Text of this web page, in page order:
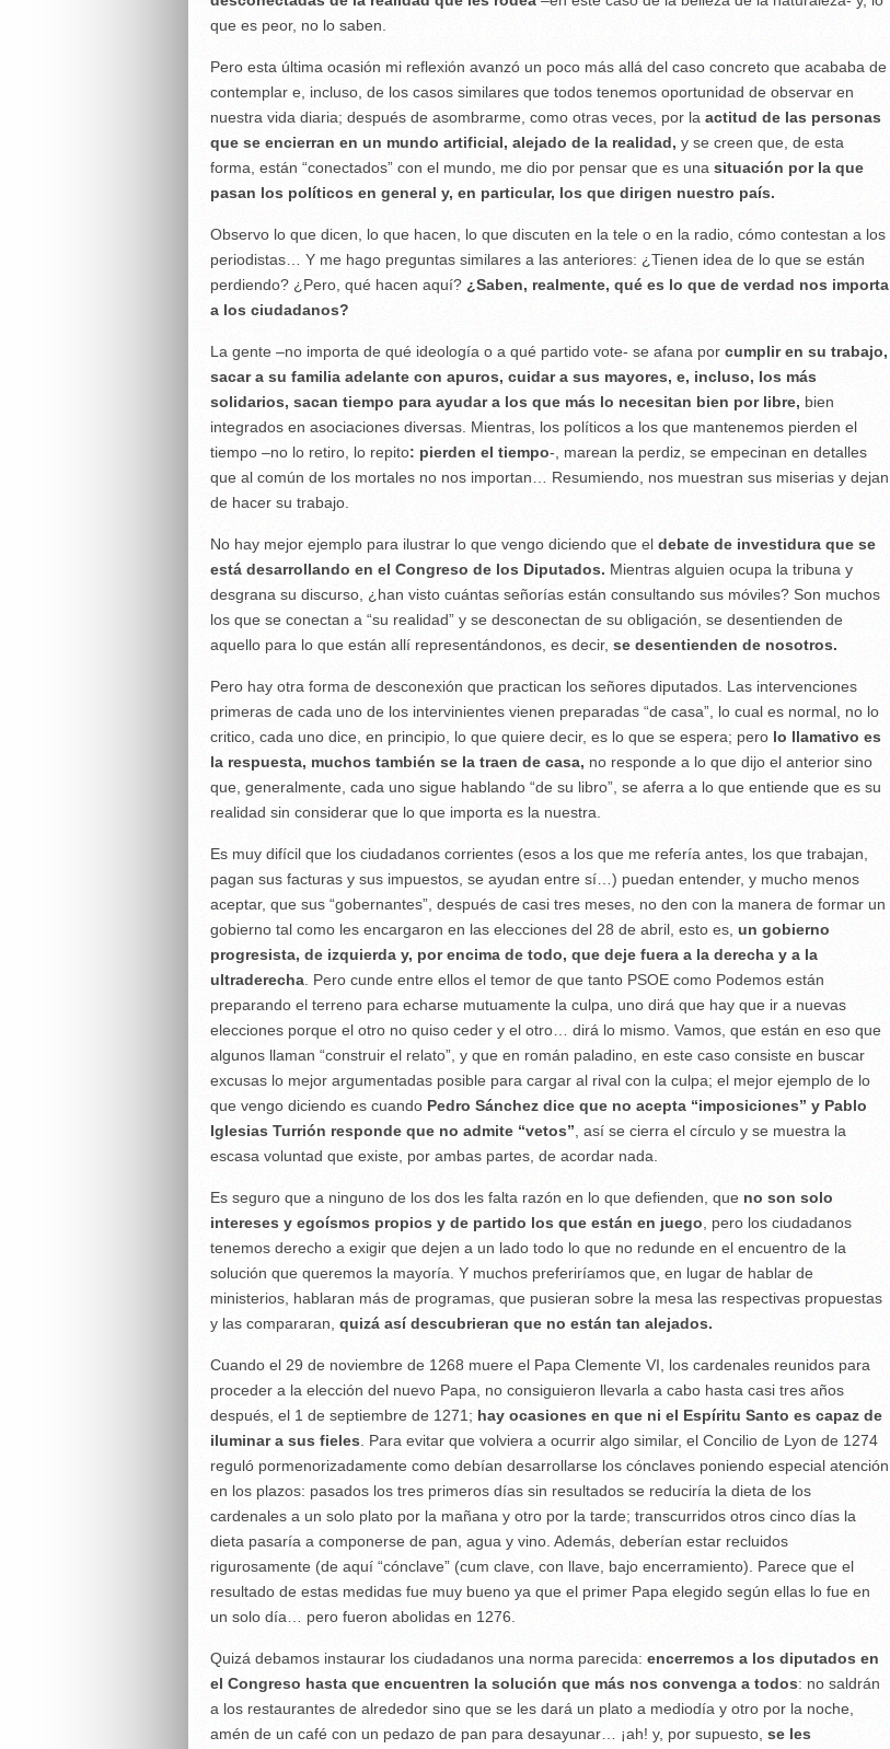
que es peor, no lo saben.
Pero esta última ocasión mi reflexión avanzó un poco más allá del caso concreto que acababa de
contemplar e, incluso, de los casos similares que todos tenemos oportunidad de observar en
nuestra vida diaria; después de asombrarme, como otras veces, por la actitud de las personas
que se encierran en un mundo artificial, alejado de la realidad, y se creen que, de esta
forma, están “conectados” con el mundo, me dio por pensar que es una situación por la que
pasan los políticos en general y, en particular, los que dirigen nuestro país.
Observo lo que dicen, lo que hacen, lo que discuten en la tele o en la radio, cómo contestan a los
periodistas… Y me hago preguntas similares a las anteriores: ¿Tienen idea de lo que se están
perdiendo? ¿Pero, qué hacen aquí? ¿Saben, realmente, qué es lo que de verdad nos importa
a los ciudadanos?
La gente –no importa de qué ideología o a qué partido vote- se afana por cumplir en su trabajo,
sacar a su familia adelante con apuros, cuidar a sus mayores, e, incluso, los más
solidarios, sacan tiempo para ayudar a los que más lo necesitan bien por libre, bien
integrados en asociaciones diversas. Mientras, los políticos a los que mantenemos pierden el
tiempo –no lo retiro, lo repito: pierden el tiempo-, marean la perdiz, se empecinan en detalles
que al común de los mortales no nos importan… Resumiendo, nos muestran sus miserias y dejan
de hacer su trabajo.
No hay mejor ejemplo para ilustrar lo que vengo diciendo que el debate de investidura que se
está desarrollando en el Congreso de los Diputados. Mientras alguien ocupa la tribuna y
desgrana su discurso, ¿han visto cuántas señorías están consultando sus móviles? Son muchos
los que se conectan a “su realidad” y se desconectan de su obligación, se desentienden de
aquello para lo que están allí representándonos, es decir, se desentienden de nosotros.
Pero hay otra forma de desconexión que practican los señores diputados. Las intervenciones
primeras de cada uno de los intervinientes vienen preparadas “de casa”, lo cual es normal, no lo
critico, cada uno dice, en principio, lo que quiere decir, es lo que se espera; pero lo llamativo es
la respuesta, muchos también se la traen de casa, no responde a lo que dijo el anterior sino
que, generalmente, cada uno sigue hablando “de su libro”, se aferra a lo que entiende que es su
realidad sin considerar que lo que importa es la nuestra.
Es muy difícil que los ciudadanos corrientes (esos a los que me refería antes, los que trabajan,
pagan sus facturas y sus impuestos, se ayudan entre sí…) puedan entender, y mucho menos
aceptar, que sus “gobernantes”, después de casi tres meses, no den con la manera de formar un
gobierno tal como les encargaron en las elecciones del 28 de abril, esto es, un gobierno
progresista, de izquierda y, por encima de todo, que deje fuera a la derecha y a la
ultraderecha . Pero cunde entre ellos el temor de que tanto PSOE como Podemos están
preparando el terreno para echarse mutuamente la culpa, uno dirá que hay que ir a nuevas
elecciones porque el otro no quiso ceder y el otro… dirá lo mismo. Vamos, que están en eso que
algunos llaman “construir el relato”, y que en román paladino, en este caso consiste en buscar
excusas lo mejor argumentadas posible para cargar al rival con la culpa; el mejor ejemplo de lo
que vengo diciendo es cuando Pedro Sánchez dice que no acepta “imposiciones” y Pablo
Iglesias Turrión responde que no admite “vetos” , así se cierra el círculo y se muestra la
escasa voluntad que existe, por ambas partes, de acordar nada.
Es seguro que a ninguno de los dos les falta razón en lo que defienden, que no son solo
intereses y egoísmos propios y de partido los que están en juego , pero los ciudadanos
tenemos derecho a exigir que dejen a un lado todo lo que no redunde en el encuentro de la
solución que queremos la mayoría. Y muchos preferiríamos que, en lugar de hablar de
ministerios, hablaran más de programas, que pusieran sobre la mesa las respectivas propuestas
y las compararan, quizá así descubrieran que no están tan alejados.
Cuando el 29 de noviembre de 1268 muere el Papa Clemente VI, los cardenales reunidos para
proceder a la elección del nuevo Papa, no consiguieron llevarla a cabo hasta casi tres años
después, el 1 de septiembre de 1271; hay ocasiones en que ni el Espíritu Santo es capaz de
iluminar a sus fieles . Para evitar que volviera a ocurrir algo similar, el Concilio de Lyon de 1274
reguló pormenorizadamente como debían desarrollarse los cónclaves poniendo especial atención
en los plazos: pasados los tres primeros días sin resultados se reduciría la dieta de los
cardenales a un solo plato por la mañana y otro por la tarde; transcurridos otros cinco días la
dieta pasaría a componerse de pan, agua y vino. Además, deberían estar recluidos
rigurosamente (de aquí “cónclave” (cum clave, con llave, bajo encerramiento). Parece que el
resultado de estas medidas fue muy bueno ya que el primer Papa elegido según ellas lo fue en
un solo día… pero fueron abolidas en 1276.
Quizá debamos instaurar los ciudadanos una norma parecida: encerremos a los diputados en
el Congreso hasta que encuentren la solución que más nos convenga a todos: no saldrán
a los restaurantes de alrededor sino que se les dará un plato a mediodía y otro por la noche,
amén de un café con un pedazo de pan para desayunar… ¡ah! y, por supuesto, se les